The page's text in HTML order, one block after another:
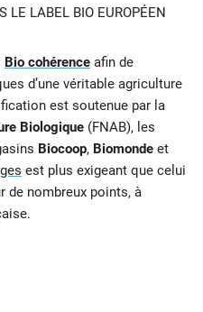
LE LABEL BIO EUROPÉEN
Bio cohérence afin de
d’une véritable agriculture
est soutenue par la
Biologique (FNAB), les
Biocoop, Biomonde et
est plus exigeant que celui
de nombreux points, à